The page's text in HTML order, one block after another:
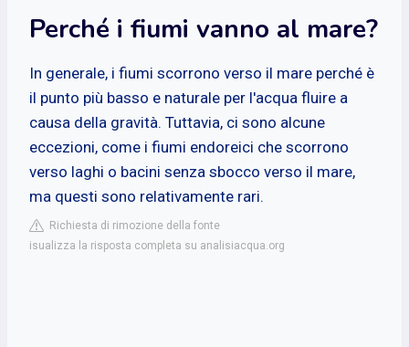
Perché i fiumi vanno al mare?
In generale, i fiumi scorrono verso il mare perché è
il punto più basso e naturale per l'acqua fluire a
causa della gravità. Tuttavia, ci sono alcune
eccezioni, come i fiumi endoreici che scorrono
verso laghi o bacini senza sbocco verso il mare,
ma questi sono relativamente rari.
Richiesta di rimozione della fonte
isualizza la risposta completa su analisiacqua.org